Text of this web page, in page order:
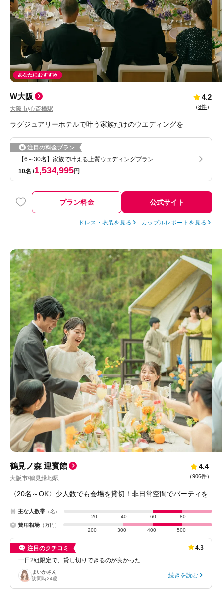
あなたにおすすめ
W大阪
大阪市/心斎橋駅
4.2
（8件）
ラグジュアリーホテルで叶う家族だけのウエディングを
注目の料金プラン
【6～30名】家族で叶える上質ウェディングプラン
10名 1,534,995円
プラン料金 公式サイト
ドレス・衣装を見る カップルレポートを見る
鶴見ノ森 迎賓館
大阪市/鶴見緑地駅
4.4
（906件）
〈20名～OK〉少人数でも会場を貸切！非日常空間でパーティを
主な人数帯 （名）
20
40 60 80
費用相場 （万円）
200
300 400 500
注目のクチコミ
4.3
一日2組限定で、貸し切りできるのが良かった…
まいかさん
訪問時24歳 続きを読む